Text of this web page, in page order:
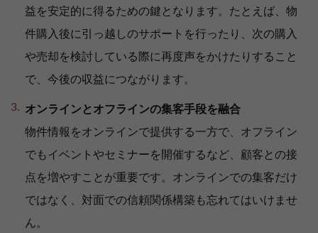
益を安定的に得るための鍵となります。たとえば、物
件購入後に引っ越しのサポートを行ったり、次の購入
や売却を検討している際に再度声をかけたりすること
で、今後の収益につながります。
オンラインとオフラインの集客手段を融合
物件情報をオンラインで提供する一方で、オフライン
でもイベントやセミナーを開催するなど、顧客との接
点を増やすことが重要です。オンラインでの集客だけ
ではなく、対面での信頼関係構築も忘れてはいけませ
ん。